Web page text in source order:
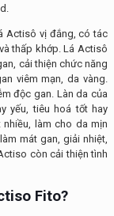
Actisô vị đắng, có tác
thấp khớp. Lá Actisô
cải thiện chức năng
viêm mạn, da vàng.
độc gan. Làn da của
yếu, tiêu hoá tốt hay
làm cho da mịn
mát gan, giải nhiệt,
còn cải thiện tình
Fito?